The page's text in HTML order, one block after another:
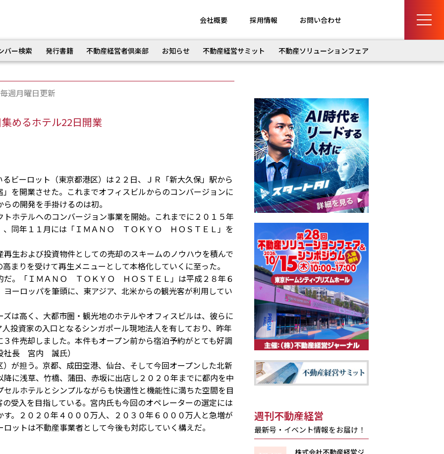
会社概要 採用情報 お問い合わせ
バー検索 発行書籍 不動産経営者倶楽部 お知らせ 不動産経営サミット 不動産ソリューションフェア
毎週月曜日更新
めるホテル22日開業
ビーロット（東京都港区）は２２日、ＪＲ「新大久保」駅から
を開業させた。これまでオフィスビルからのコンバージョンに
の開発を手掛けるのは初。
ホテルへのコンバージョン事業を開始。これまでに２０１５年
、同年１１月には「ＩＭＡＮＯ ＴＯＫＹＯ ＨＯＳＴＥＬ」を
生および投資物件としての売却のスキームのノウハウを積んで
まりを受けて再生メニューとして本格化していくに至った。
。「ＩＭＡＮＯ ＴＯＫＹＯ ＨＯＳＴＥＬ」は平成２８年６
ーロッパを筆頭に、東アジア、北米からの観光客が利用してい
は高く、大都市圏・観光地のホテルやオフィスビルは、彼らに
投資家の入口となるシンガポール現地法人を有しており、昨年
件売却しました。本件もオープン前から宿泊予約がとても好調
社長 宮内 誠氏）
が担う。京都、成田空港、仙台、そして今回オープンした北新
に浅草、竹橋、蒲田、赤坂に出店し２０２０年までに都内を中
ルホテルとシンプルながらも快適性と機能性に満ちた空間を目
受入を目指している。宮内氏も今回のオペレーターの選定には
。２０２０年４０００万人、２０３０年６０００万人と急増が
ットは不動産事業者として今後も対応していく構えだ。
週刊不動産経営
最新号・イベント情報をお届け！
株式会社不動産経営ジ